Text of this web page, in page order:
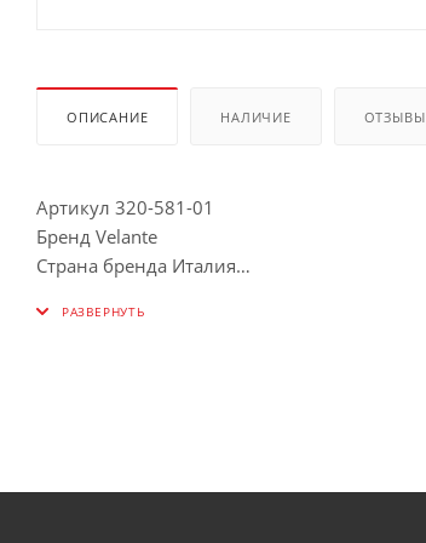
ОПИСАНИЕ НАЛИЧИЕ ОТЗЫВЫ
Артикул 320-581-01
Бренд Velante
Страна бренда Италия
Коллекция 320
Тип лампочки (основной) Накаливания